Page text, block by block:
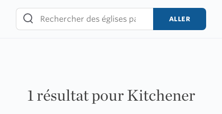
content
ALLER
1 résultat pour Kitchener